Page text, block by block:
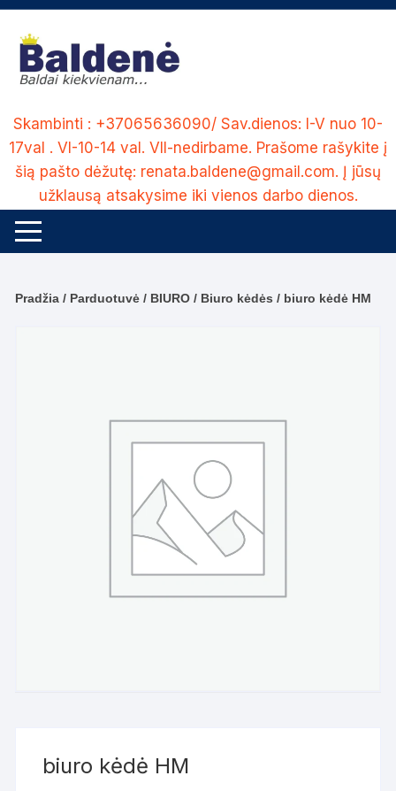
Skip
content
Skambinti : +37065636090/ Sav.dienos: I-V nuo 10-
17val . VI-10-14 val. VII-nedirbame. Prašome rašykite į
šią pašto dėžutę: renata.baldene@gmail.com. Į jūsų
užklausą atsakysime iki vienos darbo dienos.
Pradžia / Parduotuvė / BIURO / Biuro kėdės / biuro kėdė HM
biuro kėdė HM